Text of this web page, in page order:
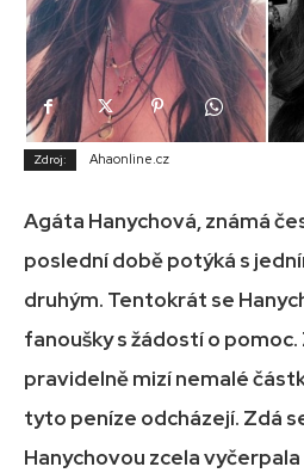
Zdroj: Ahaonline.cz
Agáta Hanychová, známá
poslední době potýká s
druhým. Tentokrát se
fanoušky s žádostí o pomoc.
pravidelně mizí nemalé
tyto peníze odcházejí. Zdá
Hanychovou zcela vyčerpala